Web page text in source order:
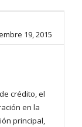
19, 2015
crédito, el
en la
principal,